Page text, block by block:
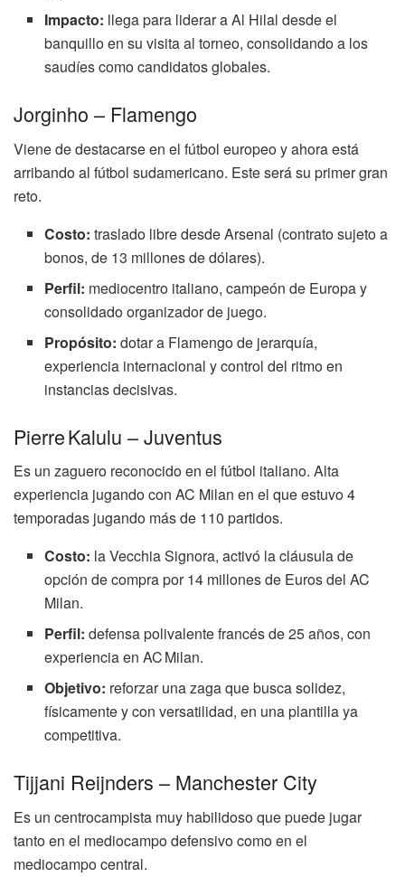
Impacto: llega para liderar a Al Hilal desde el
banquillo en su visita al torneo, consolidando a los
saudíes como candidatos globales.
Jorginho – Flamengo
Viene de destacarse en el fútbol europeo y ahora está
arribando al fútbol sudamericano. Este será su primer gran
reto.
Costo: traslado libre desde Arsenal (contrato sujeto a
bonos, de 13 millones de dólares).
Perfil: mediocentro italiano, campeón de Europa y
consolidado organizador de juego.
Propósito: dotar a Flamengo de jerarquía,
experiencia internacional y control del ritmo en
instancias decisivas.
Pierre Kalulu – Juventus
Es un zaguero reconocido en el fútbol italiano. Alta
experiencia jugando con AC Milan en el que estuvo 4
temporadas jugando más de 110 partidos.
Costo: la Vecchia Signora, activó la cláusula de
opción de compra por 14 millones de Euros del AC
Milan.
Perfil: defensa polivalente francés de 25 años, con
experiencia en AC Milan.
Objetivo: reforzar una zaga que busca solidez,
físicamente y con versatilidad, en una plantilla ya
competitiva.
Tijjani Reijnders – Manchester City
Es un centrocampista muy habilidoso que puede jugar
tanto en el mediocampo defensivo como en el
mediocampo central.